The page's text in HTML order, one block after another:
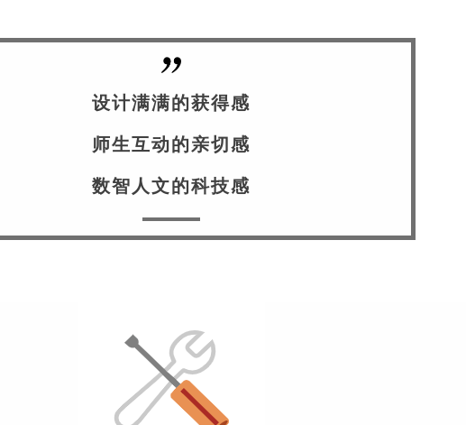
设计满满的获得感
师生互动的亲切感
数智人文的科技感